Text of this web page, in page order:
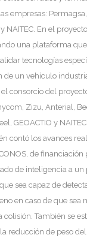
empresas: Permagsa,
NAITEC. En el
una plataforma
tecnologías
de un vehículo
consorcio del
Zizu, Anterial,
GEOACTIO y
contó los avances
de financiación
de inteligencia a un
sea capaz de
en caso de que sea
colisión. También se
reducción de peso